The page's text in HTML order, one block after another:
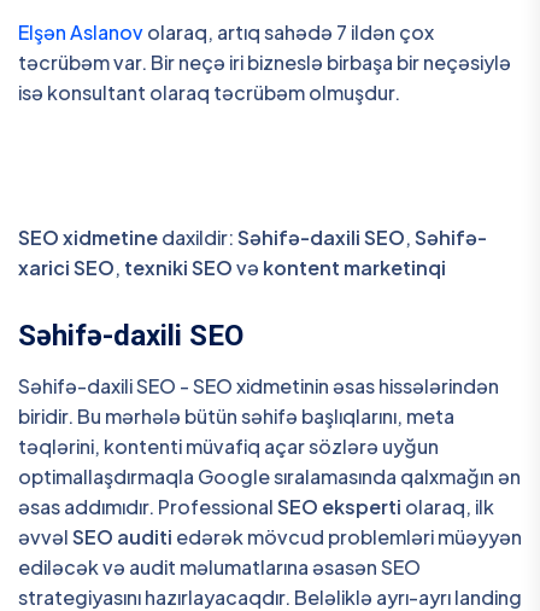
Elşən Aslanovolaraq, artıq sahədə 7 ildən çox
təcrübəm var. Bir neçə iri bizneslə birbaşa bir neçəsiylə
isə konsultant olaraq təcrübəm olmuşdur.
SEO xidmetinedaxildir:Səhifə-daxili SEO,Səhifə-
xarici SEO, texniki SEOvə kontent marketinqi
Səhifə-daxili SEO
Səhifə-daxili SEO - SEO xidmetinin əsas hissələrindən
biridir. Bu mərhələ bütün səhifə başlıqlarını, meta
təqlərini, kontenti müvafiq açar sözlərə uyğun
optimallaşdırmaqla Google sıralamasında qalxmağın ən
əsas addımıdır. ProfessionalSEO eksperti olaraq, ilk
əvvəlSEO auditi edərək mövcud problemləri müəyyən
ediləcək və audit məlumatlarına əsasən SEO
strategiyasını hazırlayacaqdır. Beləliklə ayrı-ayrı landing